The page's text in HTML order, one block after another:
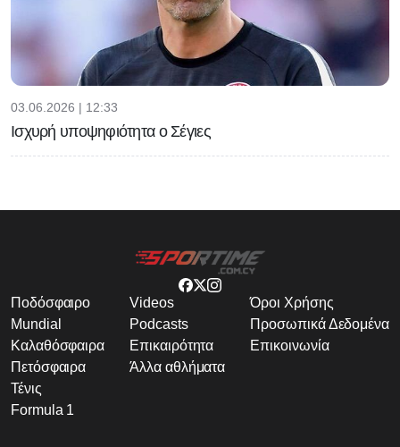
03.06.2026 | 12:33
Ισχυρή υποψηφιότητα ο Σέγιες
Ποδόσφαιρο
Mundial
Καλαθόσφαιρα
Πετόσφαιρα
Τένις
Formula 1
Videos
Podcasts
Επικαιρότητα
Άλλα αθλήματα
Όροι Χρήσης
Προσωπικά Δεδομένα
Επικοινωνία